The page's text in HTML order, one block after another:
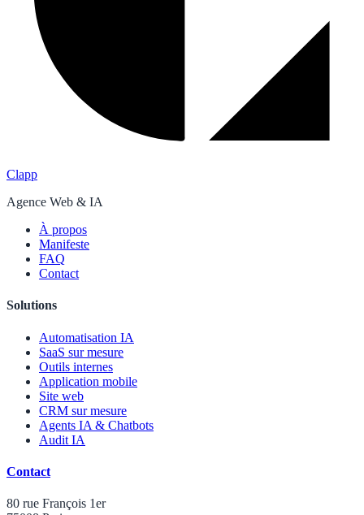
Clapp
Agence Web & IA
À propos
Manifeste
FAQ
Contact
Solutions
Automatisation IA
SaaS sur mesure
Outils internes
Application mobile
Site web
CRM sur mesure
Agents IA & Chatbots
Audit IA
Contact
80 rue François 1er